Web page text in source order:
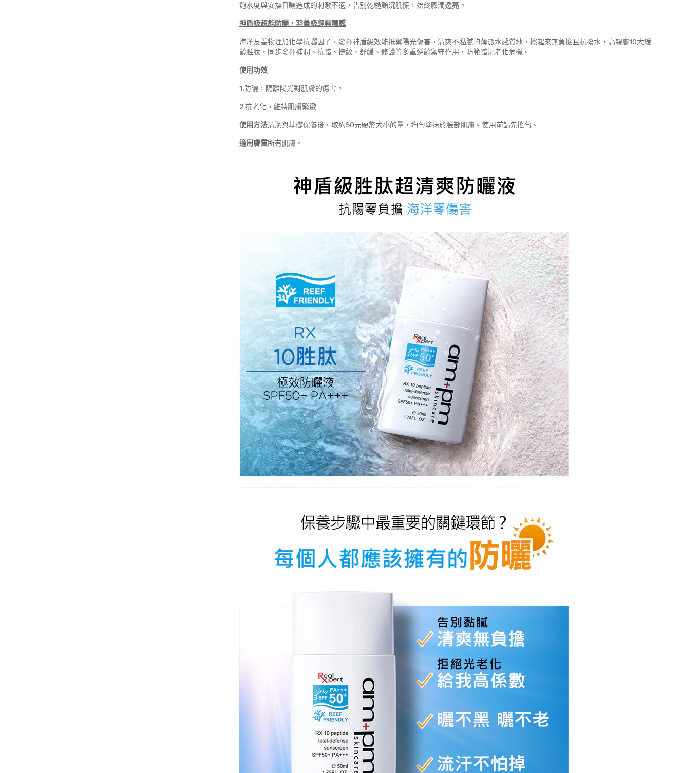
飽水度與安撫日曬造成的刺激不適，告別乾糙黯沉肌慌，始終膨潤透亮。
神盾級超能防曬，羽量級輕爽觸感
海洋友善物理加化學抗曬因子，發揮神盾級效能抵禦陽光傷害，清爽不黏膩的薄派水感質地，擦起來無負擔且抗撥水，高親膚10大緩
齡胜肽，同步發揮補潤、抗黯、撫紋、舒緩、修護等多重逆齡禦守作用，防範黯沉老化危機。
使用功效
1.防曬，隔離陽光對肌膚的傷害。
2.抗老化，維持肌膚緊緻
使用方法清潔與基礎保養後，取約50元硬幣大小的量，均勻塗抹於臉部肌膚。使用前請先搖勻。
適用膚質所有肌膚。